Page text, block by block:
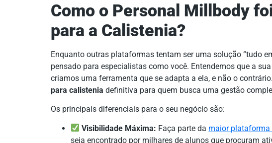
Como o Personal Millbody
para a Calistenia?
Enquanto outras plataformas tentam ser uma solução “tudo
pensado para especialistas como você. Entendemos que a
criamos uma ferramenta que se adapta a ela, e não o
para calistenia definitiva para quem busca uma gestão
Os principais diferenciais para o seu negócio são:
Visibilidade Máxima: Faça parte da maior plataforma
seja encontrado por milhares de alunos que procuram